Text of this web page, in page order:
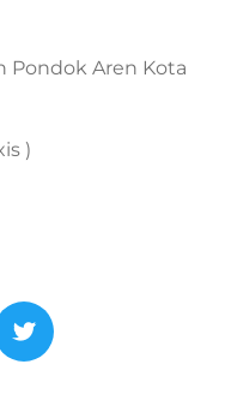
Pondok Aren Kota
)